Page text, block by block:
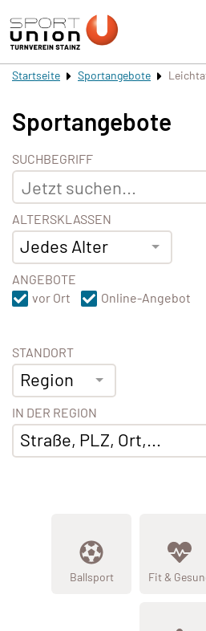
Startseite Sportangebote
Sportangebote
SUCHBEGRIFF
ALTERSKLASSEN
Jedes Alter
ANGEBOTE
vor Ort
Online-Angebot
STANDORT
Region
IN DER REGION
Straße, PLZ, Ort,...
Ballsport Fit &